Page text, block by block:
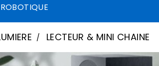
ROBOTIQUE
LECTEUR & MINI CHAINE